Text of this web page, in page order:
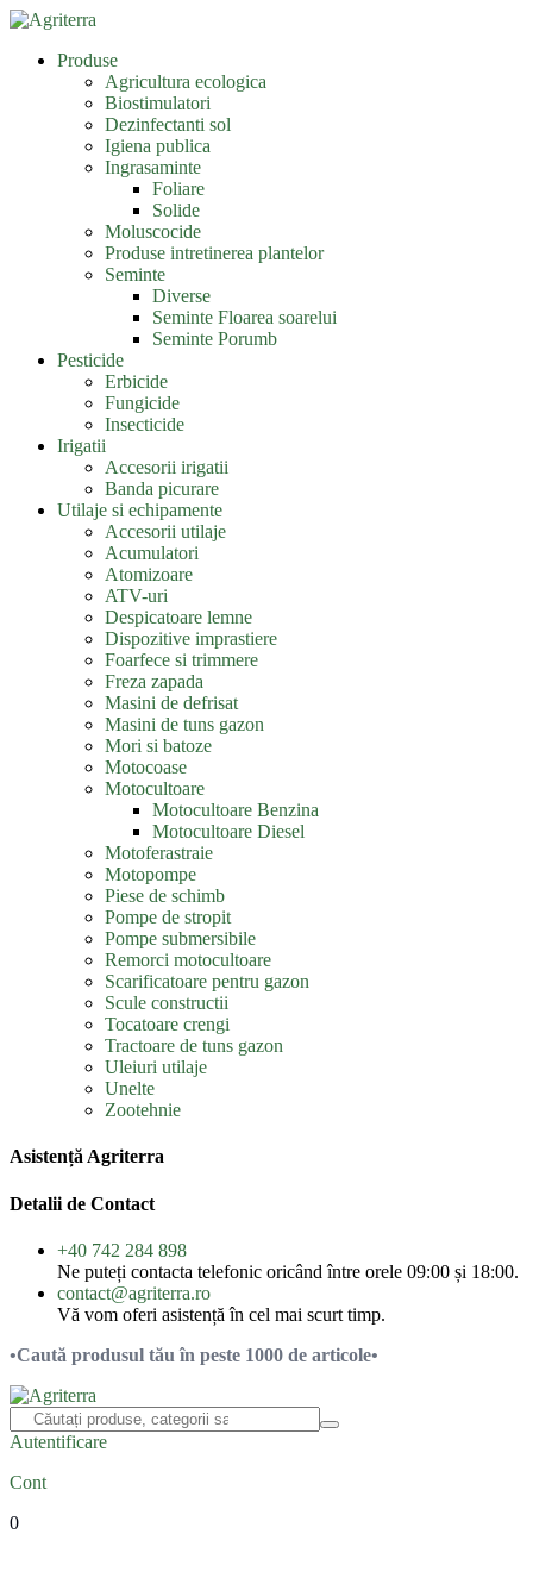
Produse
Agricultura ecologica
Biostimulatori
Dezinfectanti sol
Igiena publica
Ingrasaminte
Foliare
Solide
Moluscocide
Produse intretinerea plantelor
Seminte
Diverse
Seminte Floarea soarelui
Seminte Porumb
Pesticide
Erbicide
Fungicide
Insecticide
Irigatii
Accesorii irigatii
Banda picurare
Utilaje si echipamente
Accesorii utilaje
Acumulatori
Atomizoare
ATV-uri
Despicatoare lemne
Dispozitive imprastiere
Foarfece si trimmere
Freza zapada
Masini de defrisat
Masini de tuns gazon
Mori si batoze
Motocoase
Motocultoare
Motocultoare Benzina
Motocultoare Diesel
Motoferastraie
Motopompe
Piese de schimb
Pompe de stropit
Pompe submersibile
Remorci motocultoare
Scarificatoare pentru gazon
Scule constructii
Tocatoare crengi
Tractoare de tuns gazon
Uleiuri utilaje
Unelte
Zootehnie
Asistență Agriterra
Detalii de Contact
+40 742 284 898
Ne puteți contacta telefonic oricând între orele 09:00 și 18:00.
contact@agriterra.ro
Vă vom oferi asistență în cel mai scurt timp.
•Caută produsul tău în peste 1000 de articole•
Autentificare
Cont
0